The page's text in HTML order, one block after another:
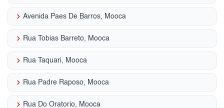
keyboard_arrow_right Avenida Paes De Barros, Mooca
keyboard_arrow_right Rua Tobias Barreto, Mooca
keyboard_arrow_right Rua Taquari, Mooca
keyboard_arrow_right Rua Padre Raposo, Mooca
keyboard_arrow_right Rua Do Oratorio, Mooca